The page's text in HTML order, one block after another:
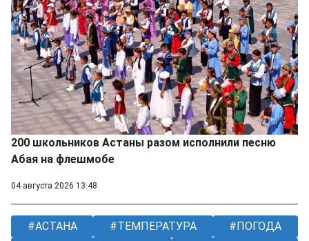
200 школьников Астаны разом исполнили песню
Абая на флешмобе
04 августа 2026 13:48
АСТАНА ТЕМПЕРАТУРА
ПОГОДА